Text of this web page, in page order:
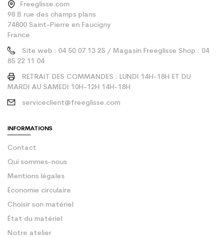
Freeglisse.com
98 B rue des champs plans
74800 Saint-Pierre en Faucigny
France
Site web : 04 50 07 13 25 / Magasin Freeglisse Shop : 04
85 22 11 04
RETRAIT DES COMMANDES : LUNDI 14H-18H ET DU
MARDI AU SAMEDI 10H-12H 14H-18H
serviceclient@freeglisse.com
INFORMATIONS
Contact
Qui sommes-nous
Mentions légales
Économie circulaire
Choisir son matériel
État du matériel
Notre atelier